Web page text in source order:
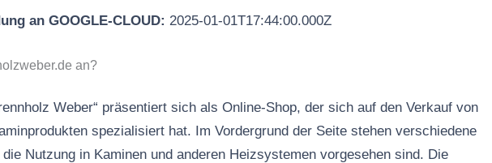
an GOOGLE-CLOUD: 2025-01-01T17:44:00.000Z
an?
Weber“ präsentiert sich als Online-Shop, der sich auf den Verkauf von
spezialisiert hat. Im Vordergrund der Seite stehen verschiedene
Nutzung in Kaminen und anderen Heizsystemen vorgesehen sind. Die